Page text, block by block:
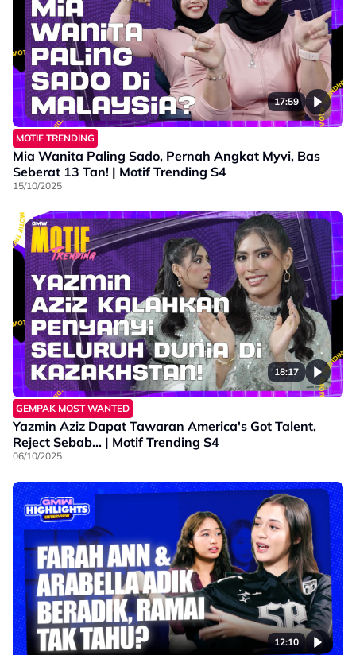
17:59
MOTIF TRENDING
Mia Wanita Paling Sado, Pernah Angkat Myvi, Bas
Seberat 13 Tan! | Motif Trending S4
15/10/2025
18:17
GEMPAK MOST WANTED
Yazmin Aziz Dapat Tawaran America's Got Talent,
Reject Sebab... | Motif Trending S4
06/10/2025
12:10